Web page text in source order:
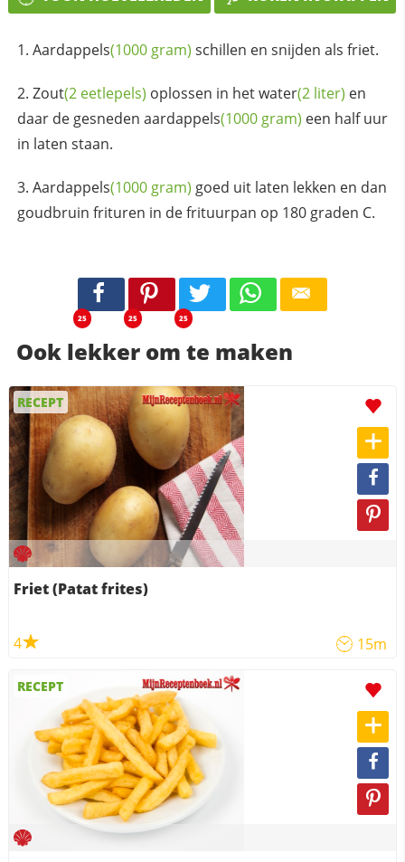
Aardappels(1000 gram) schillen en snijden als friet.
Zout(2 eetlepels) oplossen in hetwater(2 liter) en
daar de gesneden aardappels(1000 gram) een half uur
in laten staan.
Aardappels(1000 gram) goed uit laten lekken en dan
goudbruin frituren in de frituurpan op 180 graden C.
25 25 25
Ook lekker om te maken
RECEPT
Friet (Patat frites)
4 15m
RECEPT